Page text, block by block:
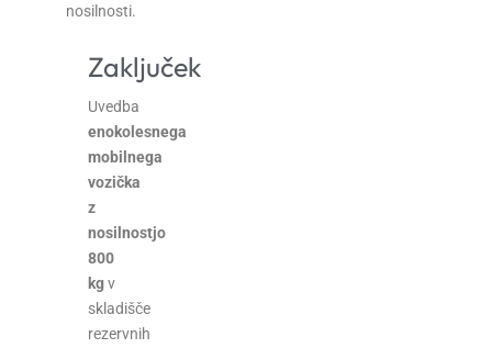
nosilnosti.
Zaključek
Uvedba
enokolesnega
mobilnega
vozička
z
nosilnostjo
800
kgv
skladišče
rezervnih